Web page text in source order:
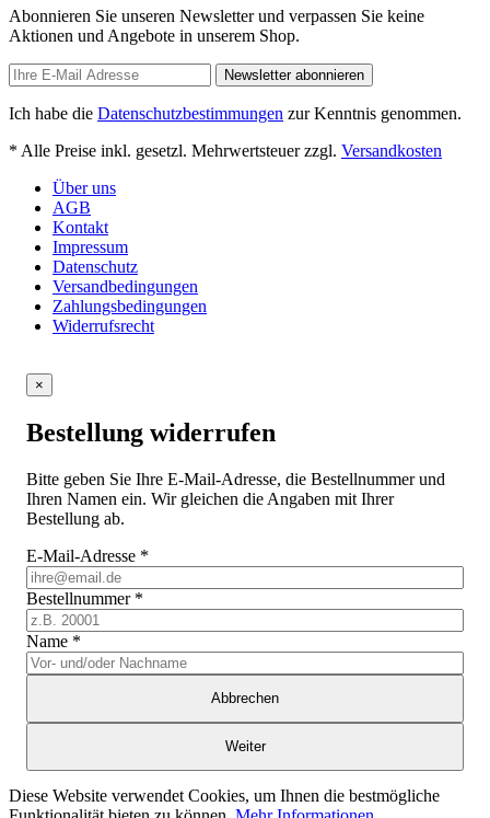
Abonnieren Sie unseren Newsletter und verpassen Sie keine
Aktionen und Angebote in unserem Shop.
Newsletter abonnieren
Ich habe die Datenschutzbestimmungen zur Kenntnis genommen.
* Alle Preise inkl. gesetzl. Mehrwertsteuer zzgl. Versandkosten
Über uns
AGB
Kontakt
Impressum
Datenschutz
Versandbedingungen
Zahlungsbedingungen
Widerrufsrecht
×
Bestellung widerrufen
Bitte geben Sie Ihre E-Mail-Adresse, die Bestellnummer und
Ihren Namen ein. Wir gleichen die Angaben mit Ihrer
Bestellung ab.
E-Mail-Adresse *
Bestellnummer *
Name *
Abbrechen
Weiter
Diese Website verwendet Cookies, um Ihnen die bestmögliche